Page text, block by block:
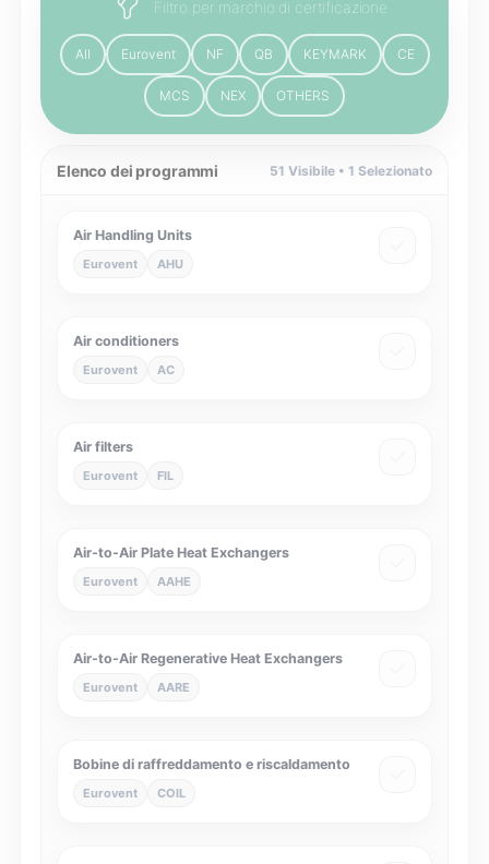
Filtro per marchio di certificazione
All Eurovent NF QB KEYMARK CE
MCS NEX OTHERS
Elenco dei programmi 51 Visibile •1 Selezionato
Air Handling Units
Eurovent AHU
Air conditioners
Eurovent AC
Air filters
Eurovent FIL
Air-to-Air Plate Heat Exchangers
Eurovent AAHE
Air-to-Air Regenerative Heat Exchangers
Eurovent AARE
Bobine di raffreddamento e riscaldamento
Eurovent COIL